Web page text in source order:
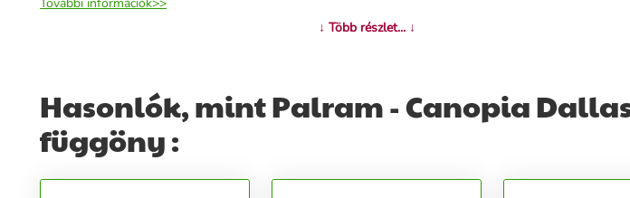
↓ Több részlet... ↓
Hasonlók, mint Palram - Canopia
függöny :